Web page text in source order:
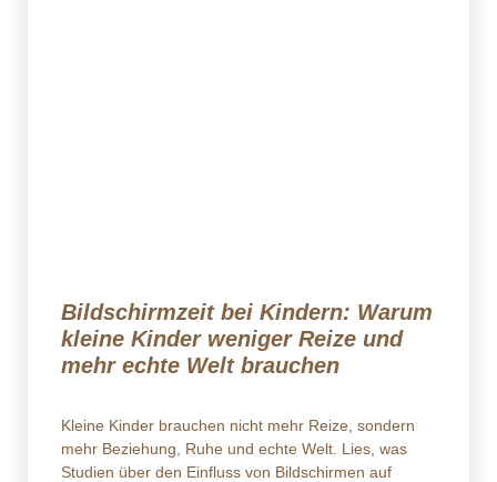
Bildschirmzeit bei Kindern: Warum
kleine Kinder weniger Reize und
mehr echte Welt brauchen
Kleine Kinder brauchen nicht mehr Reize, sondern
mehr Beziehung, Ruhe und echte Welt. Lies, was
Studien über den Einfluss von Bildschirmen auf